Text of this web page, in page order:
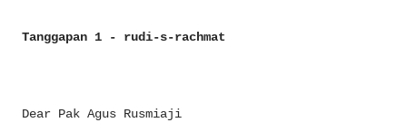
Tanggapan 1 - rudi-s-rachmat
Dear Pak Agus Rusmiaji